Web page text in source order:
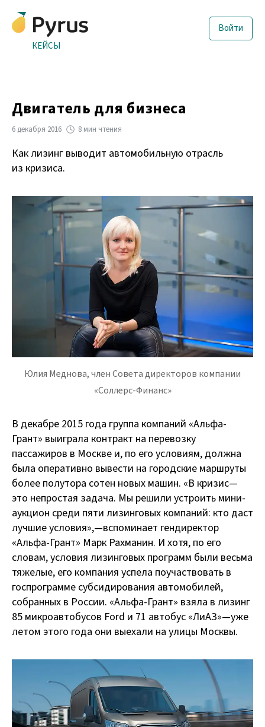
КЕЙСЫ
Войти
Двигатель для бизнеса
6 декабря 2016 8 мин чтения
Как лизинг выводит автомобильную отрасль
из кризиса.
Юлия Меднова, член Совета директоров компании
«Соллерс-Финанс»
В декабре 2015 года группа компаний «Альфа-
Грант» выиграла контракт на перевозку
пассажиров в Москве и, по его условиям, должна
была оперативно вывести на городские маршруты
более полутора сотен новых машин. «В кризис —
это непростая задача. Мы решили устроить мини-
аукцион среди пяти лизинговых компаний: кто даст
лучшие условия», — вспоминает гендиректор
«Альфа-Грант» Марк Рахманин. И хотя, по его
словам, условия лизинговых программ были весьма
тяжелые, его компания успела поучаствовать в
госпрограмме субсидирования автомобилей,
собранных в России. «Альфа-Грант» взяла в лизинг
85 микроавтобусов Ford и 71 автобус «ЛиАЗ» — уже
летом этого года они выехали на улицы Москвы.